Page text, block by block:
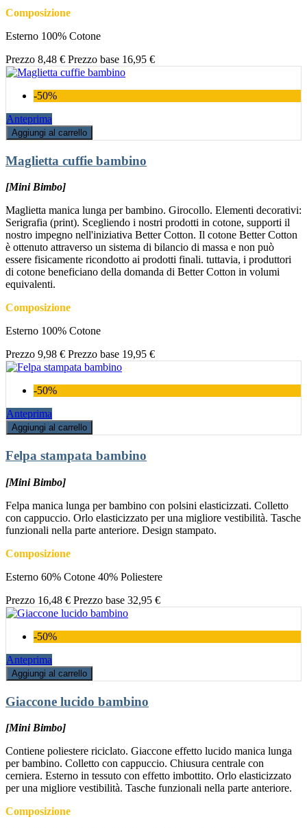
Composizione
Esterno 100% Cotone
Prezzo 8,48 € Prezzo base 16,95 €
-50%
Anteprima
Aggiungi al carrello
Maglietta cuffie bambino
[Mini Bimbo]
Maglietta manica lunga per bambino. Girocollo. Elementi decorativi:
Serigrafia (print). Scegliendo i nostri prodotti in cotone, supporti il
nostro impegno nell'iniziativa Better Cotton. Il cotone Better Cotton
è ottenuto attraverso un sistema di bilancio di massa e non può
essere fisicamente ricondotto ai prodotti finali. tuttavia, i produttori
di cotone beneficiano della domanda di Better Cotton in volumi
equivalenti.
Composizione
Esterno 100% Cotone
Prezzo 9,98 € Prezzo base 19,95 €
-50%
Anteprima
Aggiungi al carrello
Felpa stampata bambino
[Mini Bimbo]
Felpa manica lunga per bambino con polsini elasticizzati. Colletto
con cappuccio. Orlo elasticizzato per una migliore vestibilità. Tasche
funzionali nella parte anteriore. Design stampato.
Composizione
Esterno 60% Cotone 40% Poliestere
Prezzo 16,48 € Prezzo base 32,95 €
-50%
Anteprima
Aggiungi al carrello
Giaccone lucido bambino
[Mini Bimbo]
Contiene poliestere riciclato. Giaccone effetto lucido manica lunga
per bambino. Colletto con cappuccio. Chiusura centrale con
cerniera. Esterno in tessuto con effetto imbottito. Orlo elasticizzato
per una migliore vestibilità. Tasche funzionali nella parte anteriore.
Composizione